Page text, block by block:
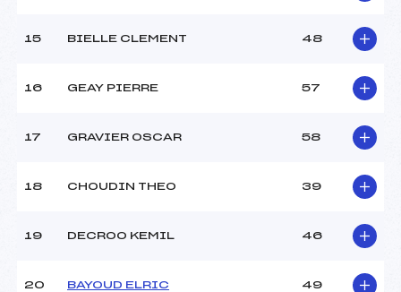
-10°C
Température arrivée :
-10°C
Ben+Min
15 BIELLE CLEMENT 48
16 GEAY PIERRE 57
17 GRAVIER OSCAR 58
18 CHOUDIN THEO 39
19 DECROO KEMIL 46
20 BAYOUD ELRIC 49